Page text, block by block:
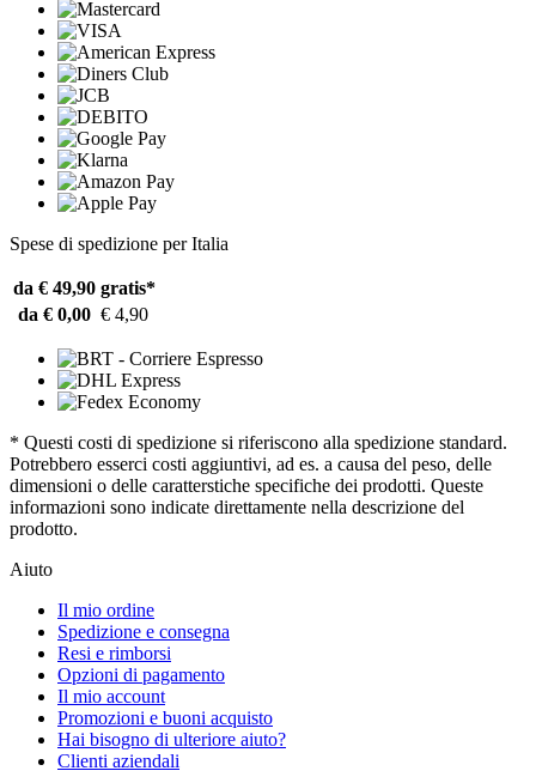
Spese di spedizione per Italia
da € 49,90 gratis*
da € 0,00 € 4,90
* Questi costi di spedizione si riferiscono alla spedizione standard.
Potrebbero esserci costi aggiuntivi, ad es. a causa del peso, delle
dimensioni o delle caratterstiche specifiche dei prodotti. Queste
informazioni sono indicate direttamente nella descrizione del
prodotto.
Aiuto
Il mio ordine
Spedizione e consegna
Resi e rimborsi
Opzioni di pagamento
Il mio account
Promozioni e buoni acquisto
Hai bisogno di ulteriore aiuto?
Clienti aziendali